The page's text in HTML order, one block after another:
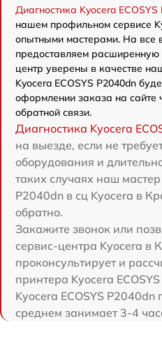
Диагностика Kyocera ECOSYS
нашем профильном сервисе
опытными мастерами. На все
предоставляем
центр уверены в качестве
Kyocera ECOSYS P2040dn
оформлении заказа на сайте
обратной связи.
Диагностика Kyocera
на выезде, если не
оборудования и
таких случаях наш мастер
P2040dn в сц Kyocera в
обратно.
Закажите звонок или
сервис-центра Kyocera в
проконсультирует и
принтера Kyocera
Kyocera ECOSYS P2040dn
среднем занимает 3-4